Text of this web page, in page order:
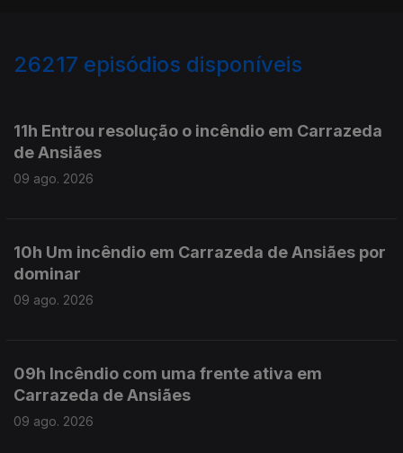
26217 episódios disponíveis
11h Entrou resolução o incêndio em Carrazeda
de Ansiães
09 ago. 2026
10h Um incêndio em Carrazeda de Ansiães por
dominar
09 ago. 2026
09h Incêndio com uma frente ativa em
Carrazeda de Ansiães
09 ago. 2026